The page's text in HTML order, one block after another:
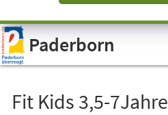
Visuelle
Assistenzsoftware
öffnen.Paderborn
Fit Kids 3,5-7Jahre